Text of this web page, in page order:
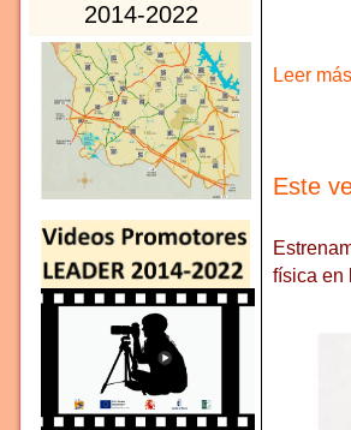
2014-2022
Leer
Este
física en